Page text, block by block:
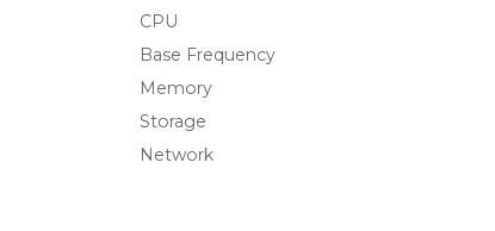
CPU
Base Frequency
Memory
Storage
Network